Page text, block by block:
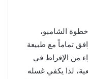
الشامبو،
تماماً مع طبيعة
من الإفراط في
لذا يكفي غسله